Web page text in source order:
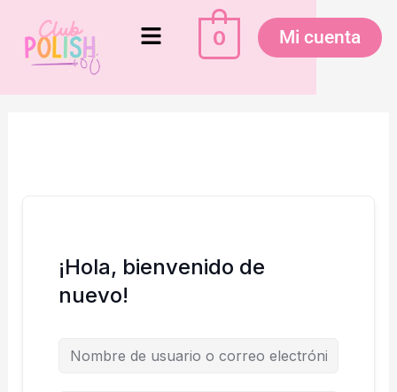
contenido
Menú 0 Mi cuenta
¡Hola, bienvenido de
nuevo!